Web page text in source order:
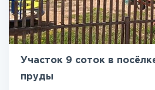
Участок 9 соток в
пруды